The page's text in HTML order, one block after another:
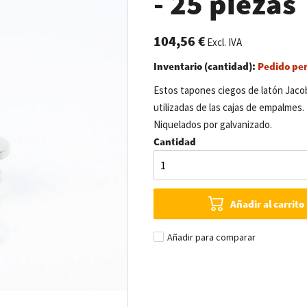
104,56 €Excl. IVA
Inventario (cantidad): Pedido
Estos tapones ciegos de latón
utilizadas de las cajas de
Niquelados por galvanizado.
Cantidad
Añadir al carrito
Añadir para comparar